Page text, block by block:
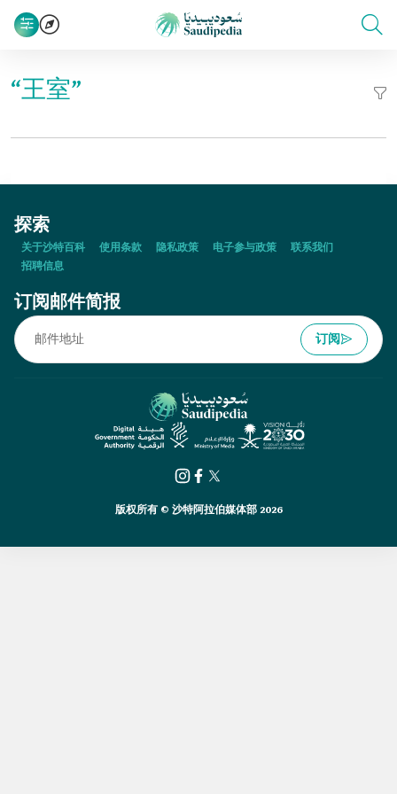
“王室”
探索
关于沙特百科 使用条款 隐私政策 电子参与政策
联系我们
招聘信息
订阅邮件简报
订阅
版权所有 © 沙特阿拉伯媒体部 2026